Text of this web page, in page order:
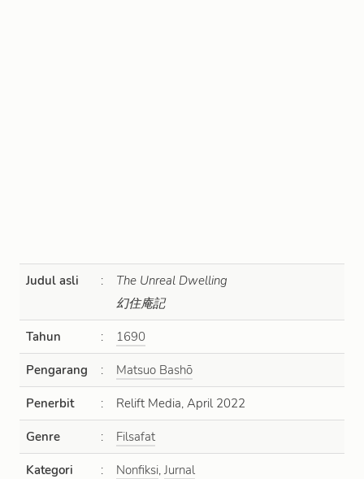
Judul asli :
The Unreal Dwelling
幻住庵記
Tahun : 1690
Pengarang : Matsuo Bashō
Penerbit : Relift Media, April 2022
Genre : Filsafat
Kategori : Nonfiksi, Jurnal